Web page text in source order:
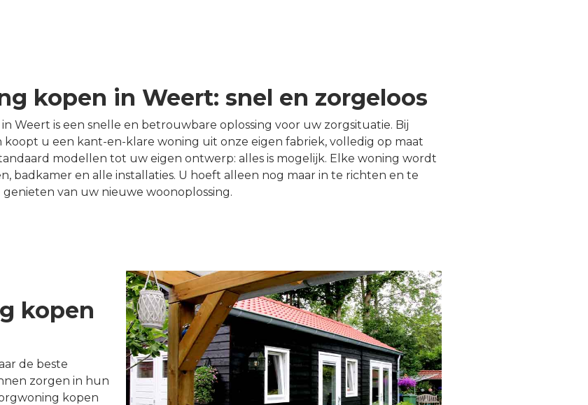
kopen in Weert: snel en zorgeloos
Weert is een snelle en betrouwbare oplossing voor uw zorgsituatie. Bij
u een kant-en-klare woning uit onze eigen fabriek, volledig op maat
modellen tot uw eigen ontwerp: alles is mogelijk. Elke woning wordt
badkamer en alle installaties. U hoeft alleen nog maar in te richten en te
genieten van uw nieuwe woonoplossing.
kopen
de beste
zorgen in hun
kopen